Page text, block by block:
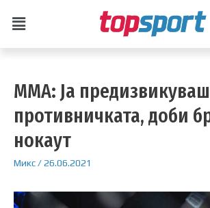
ММА: Ја
противничката, доби
нокаут
Микс/26.06.2021